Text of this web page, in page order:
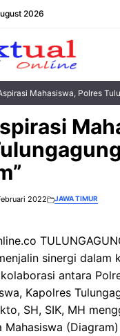
2026
Mahasiswa, Polres
2022 JAWA TIMUR
sinergi dalam
antara
Kapolres
SH, SIK, MH
Mahasiswa